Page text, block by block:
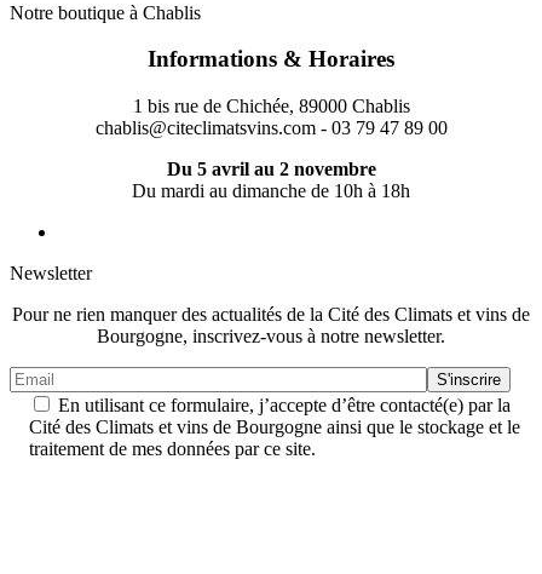
Notre boutique à Chablis
Informations & Horaires
1 bis rue de Chichée, 89000 Chablis
chablis@citeclimatsvins.com - 03 79 47 89 00
Du 5 avril au 2 novembre
Du mardi au dimanche de 10h à 18h
Newsletter
Pour ne rien manquer des actualités de la Cité des Climats et vins de
Bourgogne, inscrivez-vous à notre newsletter.
En utilisant ce formulaire, j’accepte d’être contacté(e) par la
Cité des Climats et vins de Bourgogne ainsi que le stockage et le
traitement de mes données par ce site.